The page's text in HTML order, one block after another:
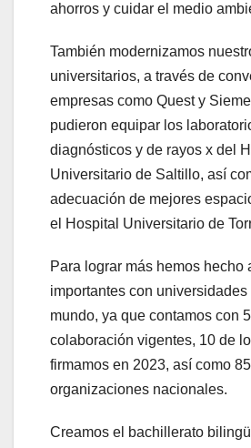
ahorros y cuidar el medio
También modernizamos
universitarios, a través de
empresas como Quest y
pudieron equipar los
diagnósticos y de rayos x del
Universitario de Saltillo, así
adecuación de mejores
el Hospital Universitario de
Para lograr más hemos hecho
importantes con universidades
mundo, ya que contamos con
colaboración vigentes, 10 de
firmamos en 2023, así como
organizaciones nacionales.
Creamos el bachillerato